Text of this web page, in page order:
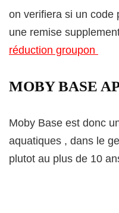
on verifiera si un code
une remise
réduction groupon
MOBY BASE
Moby Base est donc
aquatiques , dans le
plutot au plus de 10